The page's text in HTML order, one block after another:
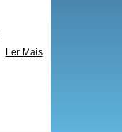
Ler Mais